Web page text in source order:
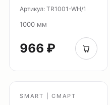
Артикул: TR1001-WH/1
1000 мм
966 ₽
SMART | СМАРТ
Управление освещением
Демооборудование
О продуктах
Система Belty
Уличное освещение